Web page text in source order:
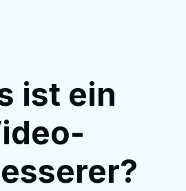
ist ein